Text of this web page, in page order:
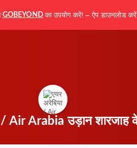
GOBEYOND का उपयोग करें! – ऐप डाउनलोड
/ Air Arabia उड़ान शारजाह